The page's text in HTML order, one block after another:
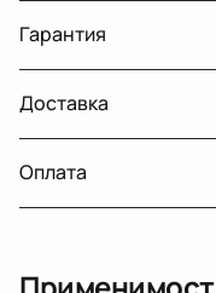
Авто
Год
Тег
Подходит на
Гарантия
Двигатели с
оборудования
Датчик давления
топлива, ТНВД
Доставка
Оплата